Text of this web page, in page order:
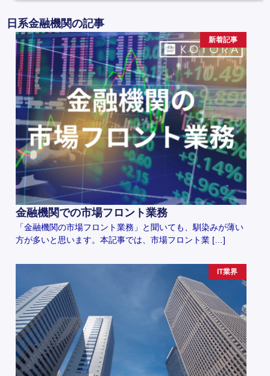
日系金融機関の記事
新着記事
金融機関での市場フロント業務
「金融機関の市場フロント業務」と聞いても、馴染みが薄い
方が多いと思います。本記事では、市場フロント業 […]
IT業界